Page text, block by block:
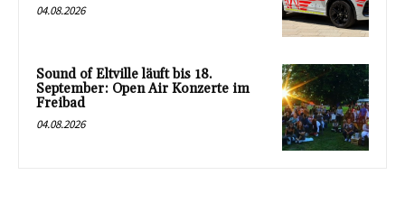
04.08.2026
Sound of Eltville läuft bis 18.
September: Open Air Konzerte im
Freibad
04.08.2026